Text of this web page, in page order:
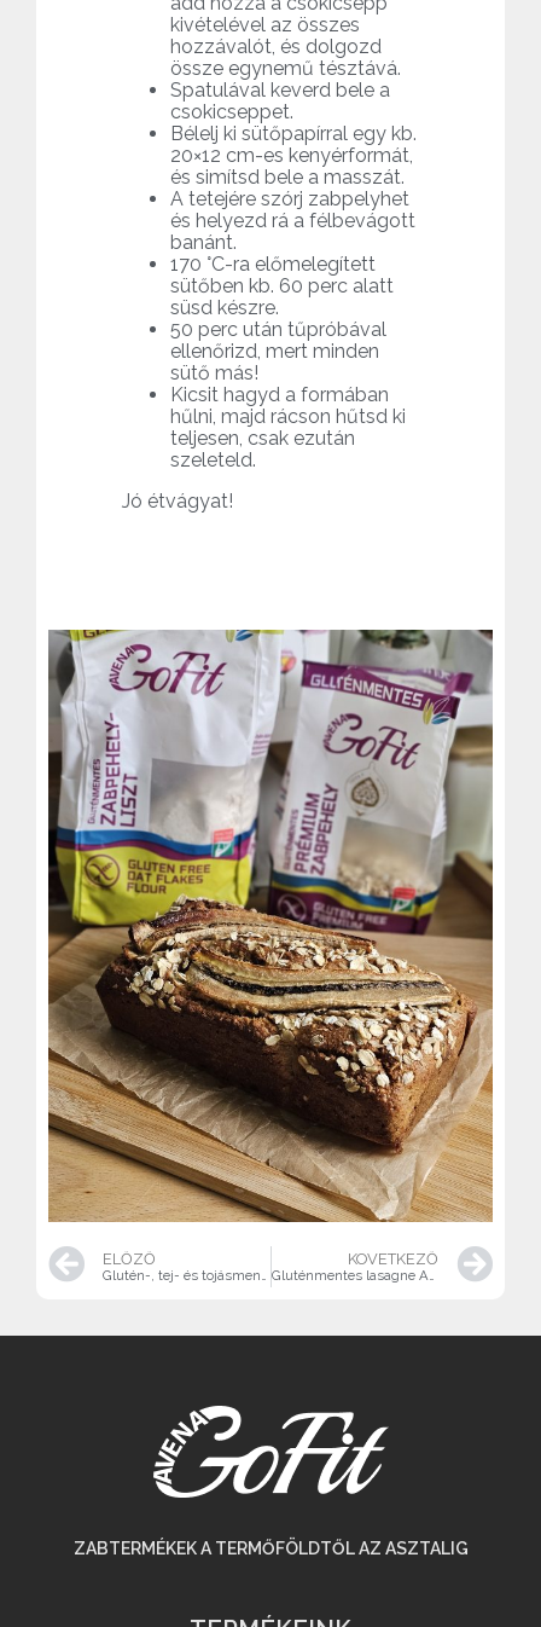
kivételével az összes
hozzávalót, és dolgozd
össze egynemű tésztává.
Spatulával keverd bele a
csokicseppet.
Bélelj ki sütőpapírral egy kb.
20×12 cm-es kenyérformát,
és simítsd bele a masszát.
A tetejére szórj zabpelyhet
és helyezd rá a félbevágott
banánt.
170 °C-ra előmelegített
sütőben kb. 60 perc alatt
süsd készre.
50 perc után tűpróbával
ellenőrizd, mert minden
sütő más!
Kicsit hagyd a formában
hűlni, majd rácson hűtsd ki
teljesen, csak ezután
szeleteld.
Jó étvágyat!
ELŐZŐ
Glutén-, tej- és tojásmentes burgonyafőzelék fasírttal
KÖVETKEZŐ
Gluténmentes lasagne Avena GoFit tésztával
ZABTERMÉKEK A TERMŐFÖLDTŐL AZ ASZTALIG